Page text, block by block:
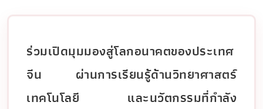
ร่วมเปิดมุมมองสู่โลกอนาคตของประเทศ
จีน ผ่านการเรียนรู้ด้านวิทยาศาสตร์
เทคโนโลยี และนวัตกรรมที่กำลัง